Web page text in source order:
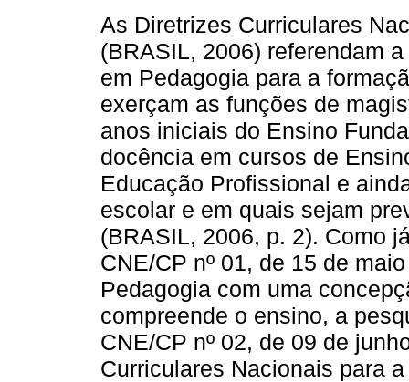
As Diretrizes Curriculares
(BRASIL, 2006) referendam
em Pedagogia para a
exerçam as funções de
anos iniciais do Ensino
docência em cursos de
Educação Profissional e
escolar e em quais sejam
(BRASIL, 2006, p. 2). Como
CNE/CP nº 01, de 15 de
Pedagogia com uma
compreende o ensino, a
CNE/CP nº 02, de 09 de
Curriculares Nacionais para